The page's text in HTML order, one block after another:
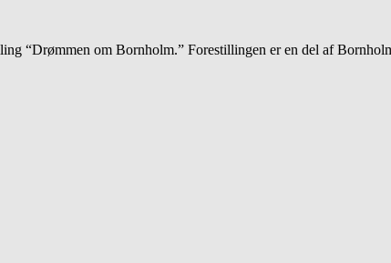
“Drømmen om Bornholm.” Forestillingen er en del af